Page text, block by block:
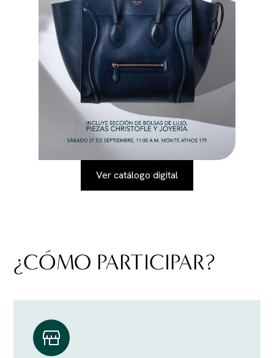
Ver catálogo digital
¿CÓMO PARTICIPAR?